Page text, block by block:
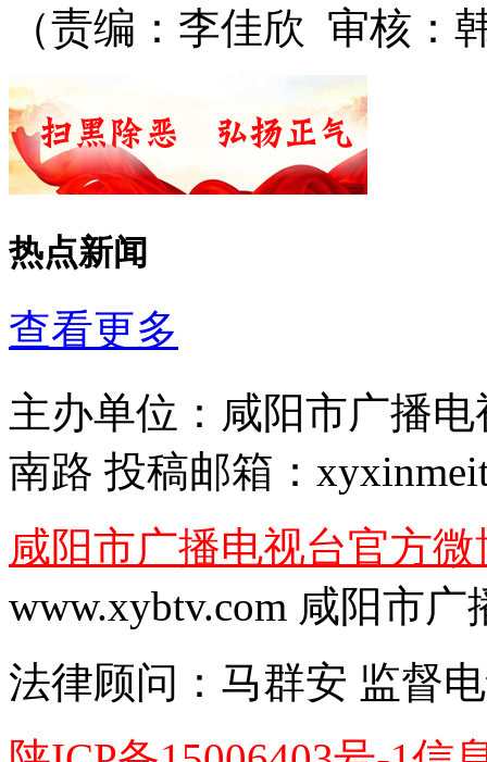
（责编：李佳欣 审核：
热点新闻
查看更多
主办单位： 咸阳市广播电
南路 投稿邮箱：
咸阳市广播电视台官方微
www.xybtv.com 咸阳市
法律顾问： 马群安 监督